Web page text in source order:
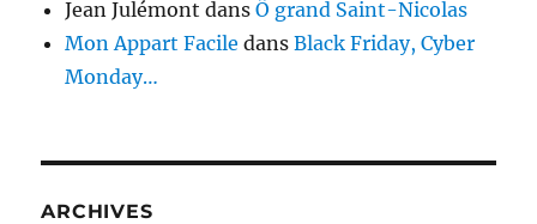
Jean Julémont dansÔ grand Saint-Nicolas
Mon Appart Facile dansBlack Friday, Cyber
Monday…
ARCHIVES